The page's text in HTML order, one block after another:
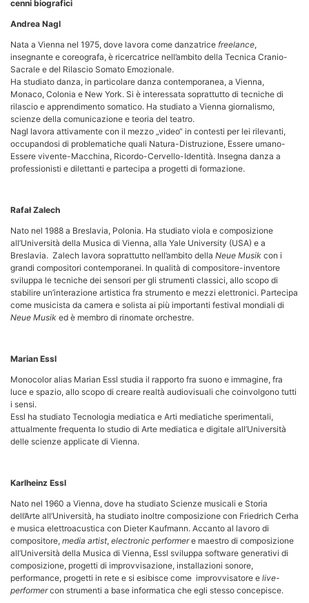
cenni biografici
Andrea Nagl
Nata a Vienna nel 1975, dove lavora come danzatrice freelance,
insegnante e coreografa, è ricercatrice nell’ambito della Tecnica Cranio-
Sacrale e del Rilascio Somato Emozionale.
Ha studiato danza, in particolare danza contemporanea, a Vienna,
Monaco, Colonia e New York. Si è interessata soprattutto di tecniche di
rilascio e apprendimento somatico. Ha studiato a Vienna giornalismo,
scienze della comunicazione e teoria del teatro.
Nagl lavora attivamente con il mezzo „video“ in contesti per lei rilevanti,
occupandosi di problematiche quali Natura-Distruzione, Essere umano-
Essere vivente-Macchina, Ricordo-Cervello-Identità. Insegna danza a
professionisti e dilettanti e partecipa a progetti di formazione.
Rafał Zalech
Nato nel 1988 a Breslavia, Polonia. Ha studiato viola e composizione
all’Università della Musica di Vienna, alla Yale University (USA) e a
Breslavia. Zalech lavora soprattutto nell’ambito della Neue Musik con i
grandi compositori contemporanei. In qualità di compositore-inventore
sviluppa le tecniche dei sensori per gli strumenti classici, allo scopo di
stabilire un’interazione artistica fra strumento e mezzi elettronici. Partecipa
come musicista da camera e solista ai più importanti festival mondiali di
Neue Musik ed è membro di rinomate orchestre.
Marian Essl
Monocolor alias Marian Essl studia il rapporto fra suono e immagine, fra
luce e spazio, allo scopo di creare realtà audiovisuali che coinvolgono tutti
i sensi.
Essl ha studiato Tecnologia mediatica e Arti mediatiche sperimentali,
attualmente frequenta lo studio di Arte mediatica e digitale all’Università
delle scienze applicate di Vienna.
Karlheinz Essl
Nato nel 1960 a Vienna, dove ha studiato Scienze musicali e Storia
dell’Arte all’Università, ha studiato inoltre composizione con Friedrich Cerha
e musica elettroacustica con Dieter Kaufmann. Accanto al lavoro di
compositore, media artist, electronic performere maestro di composizione
all’Università della Musica di Vienna, Essl sviluppa software generativi di
composizione, progetti di improvvisazione, installazioni sonore,
performance, progetti in rete e si esibisce come improvvisatore e live-
performercon strumenti a base informatica che egli stesso concepisce.